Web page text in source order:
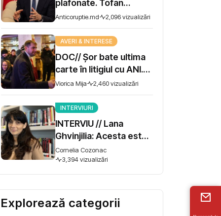
plafonate. Tofan
propune moratoriu
pentru prime și
bonusuri
Anticoruptie.md 2,096 vizualizări
AVERI & INTERESE
DOC// Șor bate ultima
carte în litigiul cu ANI.
Miza - 10 milioane de lei
Viorica Mija 2,460 vizualizări
INTERVIURI
INTERVIU // Lana
Ghvinjilia: Acesta este
și războiul nostru. Fără
victoria Ucrainei,
Georgia nu se poate
Cornelia Cozonac
3,394 vizualizări
Explorează categorii